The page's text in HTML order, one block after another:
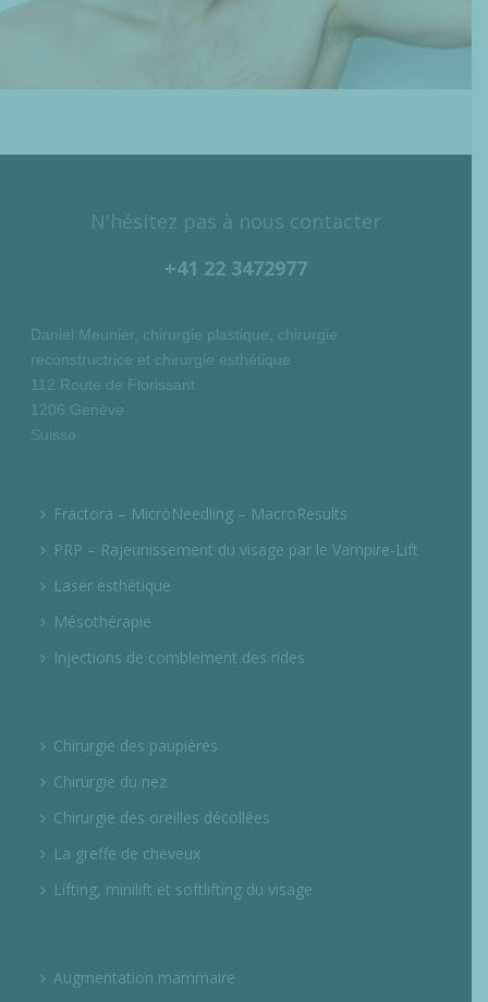
N'hésitez pas à nous contacter
+41 22 3472977
Daniel Meunier, chirurgie plastique, chirurgie
reconstructrice et chirurgie esthétique
112 Route de Florissant
1206 Genève
Suisse
Fractora – MicroNeedling – MacroResults
PRP – Rajeunissement du visage par le Vampire-Lift
Laser esthétique
Mésothérapie
Injections de comblement des rides
Chirurgie des paupières
Chirurgie du nez
Chirurgie des oreilles décollées
La greffe de cheveux
Lifting, minilift et softlifting du visage
Augmentation mammaire